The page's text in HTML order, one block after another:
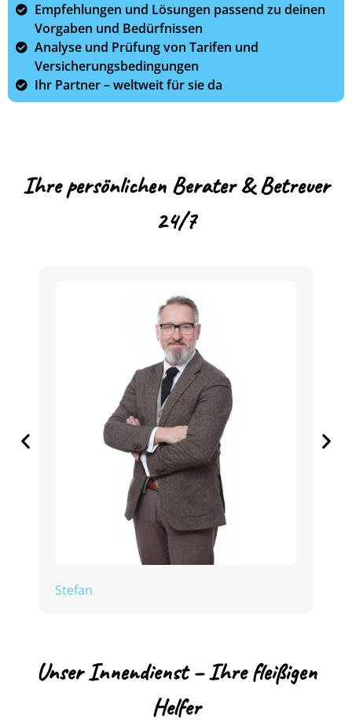
Empfehlungen und Lösungen passend zu deinen
Vorgaben und Bedürfnissen
Analyse und Prüfung von Tarifen und
Versicherungsbedingungen
Ihr Partner – weltweit für sie da
Ihre persönlichen Berater & Betreuer
24/7
Stefan
Unser Innendienst – Ihre fleißigen
Helfer